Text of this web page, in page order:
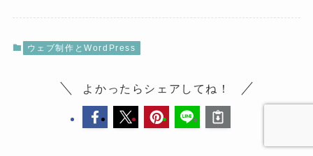
ウェブ制作とWordPress
よかったらシェアしてね！